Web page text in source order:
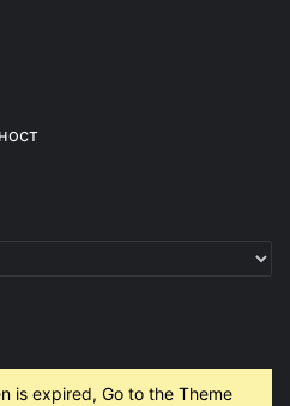
is expired, Go to the Theme